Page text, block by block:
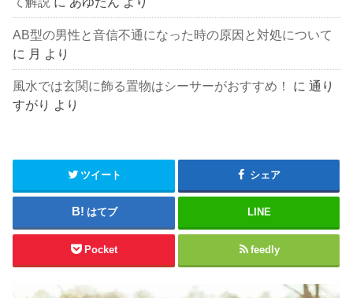
AB型の男性と音信不通になった時の原因と対処について
に 月 より
風水では玄関に飾る置物はシーサーがおすすめ！ に通り
すがり より
ツイート シェア
はてブ LINE
Pocket feedly